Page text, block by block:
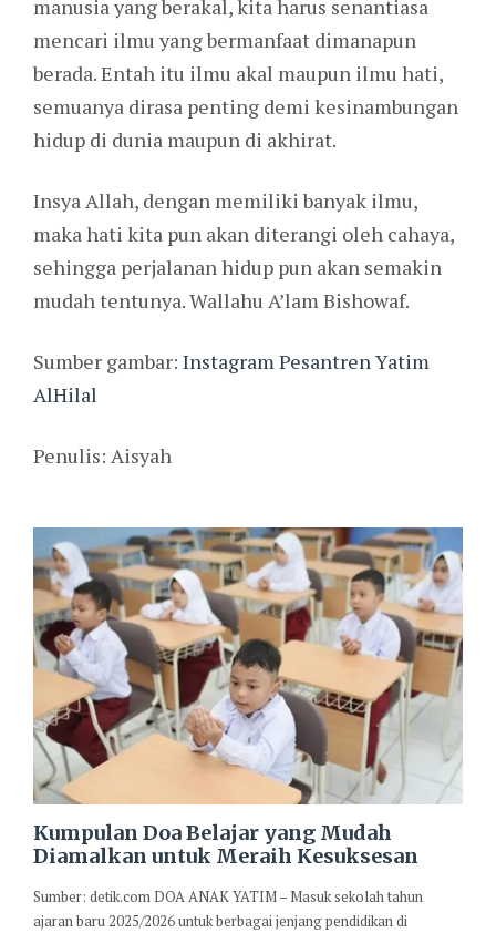
manusia yang berakal, kita harus senantiasa
mencari ilmu yang bermanfaat dimanapun
berada. Entah itu ilmu akal maupun ilmu hati,
semuanya dirasa penting demi kesinambungan
hidup di dunia maupun di akhirat.
Insya Allah, dengan memiliki banyak ilmu,
maka hati kita pun akan diterangi oleh cahaya,
sehingga perjalanan hidup pun akan semakin
mudah tentunya. Wallahu A’lam Bishowaf.
Sumber gambar: Instagram Pesantren Yatim
AlHilal
Penulis: Aisyah
Kumpulan Doa Belajar yang Mudah
Diamalkan untuk Meraih Kesuksesan
Sumber: detik.com DOA ANAK YATIM – Masuk sekolah tahun
ajaran baru 2025/2026 untuk berbagai jenjang pendidikan di